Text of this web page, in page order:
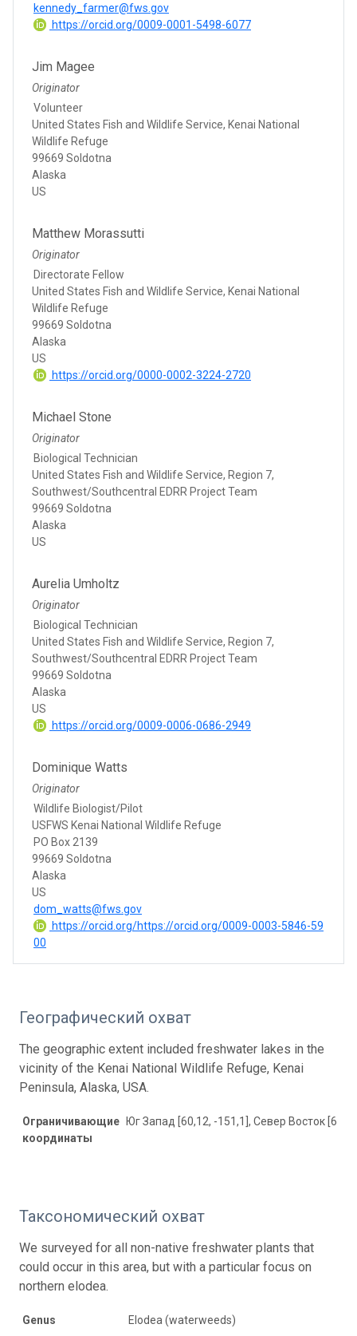
kennedy_farmer@fws.gov
https://orcid.org/0009-0001-5498-6077
Jim Magee
Originator
Volunteer
United States Fish and Wildlife Service, Kenai National
Wildlife Refuge
99669 Soldotna
Alaska
US
Matthew Morassutti
Originator
Directorate Fellow
United States Fish and Wildlife Service, Kenai National
Wildlife Refuge
99669 Soldotna
Alaska
US
https://orcid.org/0000-0002-3224-2720
Michael Stone
Originator
Biological Technician
United States Fish and Wildlife Service, Region 7,
Southwest/Southcentral EDRR Project Team
99669 Soldotna
Alaska
US
Aurelia Umholtz
Originator
Biological Technician
United States Fish and Wildlife Service, Region 7,
Southwest/Southcentral EDRR Project Team
99669 Soldotna
Alaska
US
https://orcid.org/0009-0006-0686-2949
Dominique Watts
Originator
Wildlife Biologist/Pilot
USFWS Kenai National Wildlife Refuge
PO Box 2139
99669 Soldotna
Alaska
US
dom_watts@fws.gov
https://orcid.org/https://orcid.org/0009-0003-5846-59
00
Географический охват
The geographic extent included freshwater lakes in the
vicinity of the Kenai National Wildlife Refuge, Kenai
Peninsula, Alaska, USA.
Ограничивающие
координаты
Юг Запад [60,12, -151,1], Север Восток [61, -
Таксономический охват
We surveyed for all non-native freshwater plants that
could occur in this area, but with a particular focus on
northern elodea.
Genus Elodea (waterweeds)